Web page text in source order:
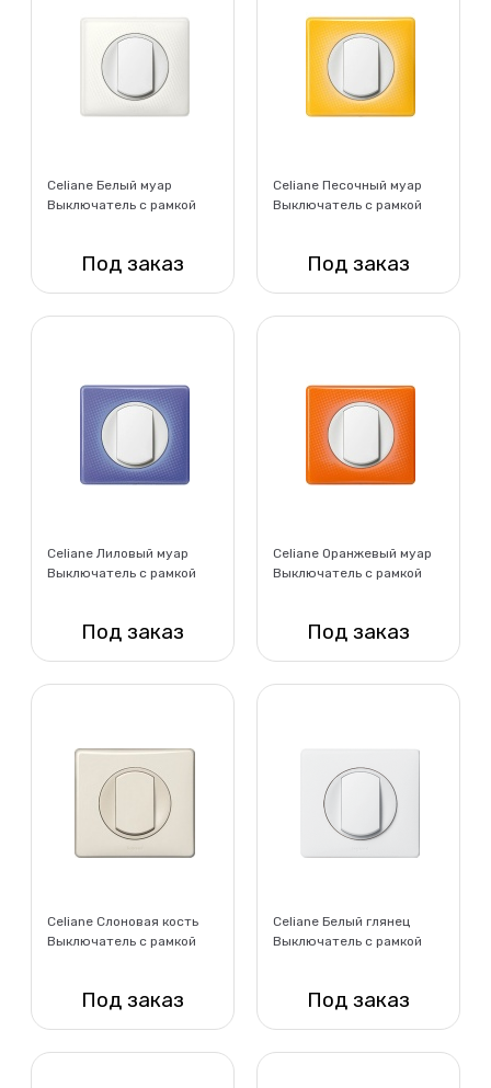
Celiane Белый муар
Выключатель с рамкой
Под заказ
Нет в наличии
Celiane Песочный муар
Выключатель с рамкой
Под заказ
Нет в наличии
Celiane Лиловый муар
Выключатель с рамкой
Под заказ
Нет в наличии
Celiane Оранжевый муар
Выключатель с рамкой
Под заказ
Нет в наличии
Celiane Слоновая кость
Выключатель с рамкой
Под заказ
Нет в наличии
Celiane Белый глянец
Выключатель с рамкой
Под заказ
Нет в наличии